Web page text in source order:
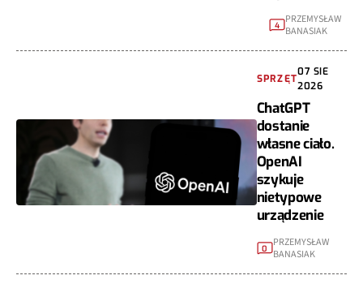
4 PRZEMYSŁAW
BANASIAK
SPRZĘT
07 SIE
2026
ChatGPT
dostanie
własne ciało.
OpenAI
szykuje
nietypowe
urządzenie
0 PRZEMYSŁAW
BANASIAK